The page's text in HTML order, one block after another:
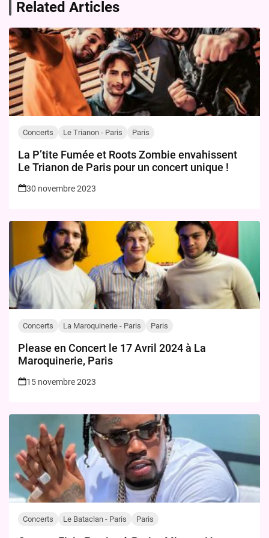
Related Articles
Concerts Le Trianon - Paris Paris
La P’tite Fumée et Roots Zombie envahissent
Le Trianon de Paris pour un concert unique !
30 novembre 2023
Concerts La Maroquinerie - Paris Paris
Please en Concert le 17 Avril 2024 à La
Maroquinerie, Paris
15 novembre 2023
Concerts Le Bataclan - Paris Paris